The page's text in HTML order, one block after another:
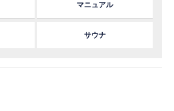
マニュアル
サウナ